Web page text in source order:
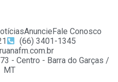
AnuncieFale Conosco
(66) 3401-1345
- Centro - Barra do Garças /
MT